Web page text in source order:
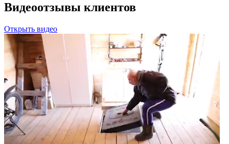
Видеоотзывы клиентов
Открыть видео